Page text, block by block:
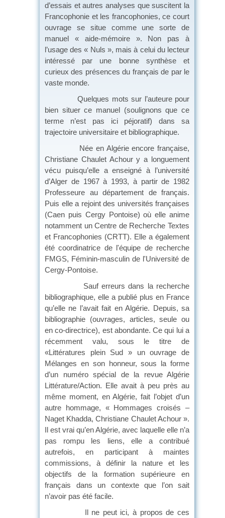
d’essais et autres analyses que suscitent la
Francophonie et les francophonies, ce court
ouvrage se situe comme une sorte de
manuel « aide-mémoire ». Non pas à
l’usage des « Nuls », mais à celui du lecteur
intéressé par une bonne synthèse et
curieux des présences du français de par le
vaste monde.
Quelques mots sur l’auteure pour
bien situer ce manuel (soulignons que ce
terme n’est pas ici péjoratif) dans sa
trajectoire universitaire et bibliographique.
Née en Algérie encore française,
Christiane Chaulet Achour y a longuement
vécu puisqu’elle a enseigné à l’université
d’Alger de 1967 à 1993, à partir de 1982
Professeure au département de français.
Puis elle a rejoint des universités françaises
(Caen puis Cergy Pontoise) où elle anime
notamment un Centre de Recherche Textes
et Francophonies (CRTT). Elle a également
été coordinatrice de l'équipe de recherche
FMGS, Féminin-masculin de l'Université de
Cergy-Pontoise.
Sauf erreurs dans la recherche
bibliographique, elle a publié plus en France
qu’elle ne l’avait fait en Algérie. Depuis, sa
bibliographie (ouvrages, articles, seule ou
en co-directrice), est abondante. Ce qui lui a
récemment valu, sous le titre de
«Littératures plein Sud » un ouvrage de
Mélanges en son honneur, sous la forme
d’un numéro spécial de la revue Algérie
Littérature/Action. Elle avait à peu près au
même moment, en Algérie, fait l’objet d’un
autre hommage, « Hommages croisés –
Naget Khadda, Christiane Chaulet Achour ».
Il est vrai qu’en Algérie, avec laquelle elle n’a
pas rompu les liens, elle a contribué
autrefois, en participant à maintes
commissions, à définir la nature et les
objectifs de la formation supérieure en
français dans un contexte que l’on sait
n’avoir pas été facile.
Il ne peut ici, à propos de ces